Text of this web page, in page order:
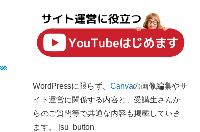
WordPressに限らず、Canvaの画像編集やサ
イト運営に関係する内容と、受講生さんか
らのご質問等で共通な内容も掲載していき
ます。 [su_button